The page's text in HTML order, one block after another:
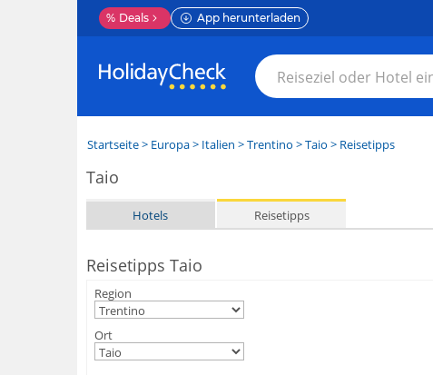
% Deals App herunterladen
Startseite> Europa> Italien >Trentino >Taio > Reisetipps
Taio
Hotels Reisetipps
Reisetipps Taio
Region
Ort